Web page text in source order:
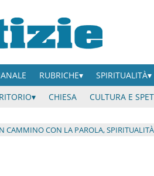
RUBRICHE SPIRITUALITÀ
CHIESA CULTURA E
CAMMINO CON LA PAROLA, SPIRITUALITÀ